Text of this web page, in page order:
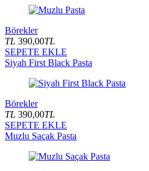
Börekler
TL 390,00TL
SEPETE EKLE
Siyah First Black Pasta
Börekler
TL 390,00TL
SEPETE EKLE
Muzlu Saçak Pasta